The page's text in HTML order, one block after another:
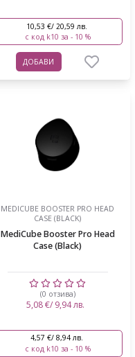
10,53 €/ 20,59 лв.
с код k10 за - 10 %
ДОБАВИ
MEDICUBE BOOSTER PRO HEAD
CASE (BLACK)
MediCube Booster Pro Head
Case (Black)
(0 отзива)
5,08 €/ 9,94 лв.
4,57 €/ 8,94 лв.
с код k10 за - 10 %